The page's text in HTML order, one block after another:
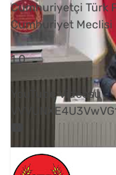
Cumhuriyetçi Türk
Cumhuriyet Meclisi
1 0
YouTube Videosu